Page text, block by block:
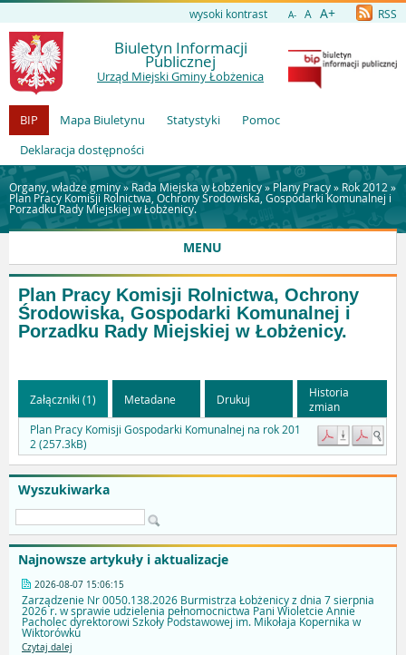
wysoki kontrast A- A A+ RSS
Biuletyn Informacji
Publicznej
Urząd Miejski Gminy Łobżenica
BIP Mapa Biuletynu Statystyki
Pomoc
Deklaracja dostępności
Organy, władze gminy »Rada Miejska w Łobżenicy»Plany Pracy» Rok 2012 »
Plan Pracy Komisji Rolnictwa, Ochrony Środowiska, Gospodarki Komunalnej i
Porzadku Rady Miejskiej w Łobżenicy.
MENU
Wyszukiwarka
Najnowsze artykuły i aktualizacje
2026-08-07 15:06:15
Zarządzenie Nr 0050.138.2026 Burmistrza Łobżenicy z dnia 7 sierpnia
2026 r. w sprawie udzielenia pełnomocnictwa Pani Wioletcie Annie
Pacholec dyrektorowi Szkoły Podstawowej im. Mikołaja Kopernika w
Wiktorówku
Czytaj dalej
Plan Pracy Komisji Rolnictwa, Ochrony
Środowiska, Gospodarki Komunalnej i
Porzadku Rady Miejskiej w Łobżenicy.
Załączniki (1) Metadane Drukuj
Historia
zmian
Plan Pracy Komisji Gospodarki Komunalnej na rok 201
2 (257.3kB)